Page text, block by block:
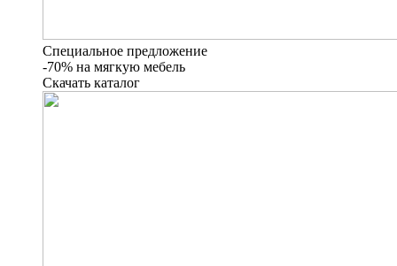
Специальное предложение
-70% на мягкую мебель
Скачать каталог